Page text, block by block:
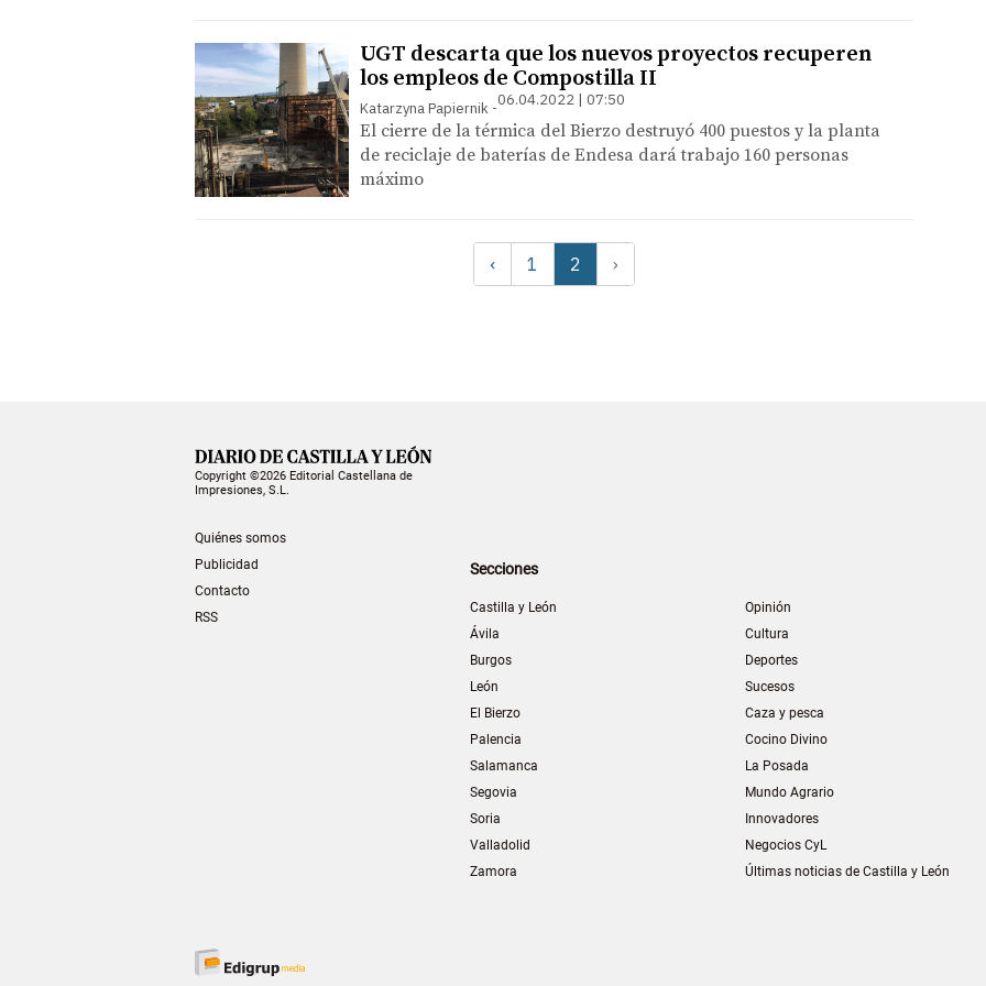
UGT descarta que los nuevos proyectos recuperen
los empleos de Compostilla II
Katarzyna Papiernik 06.04.2022 | 07:50
El cierre de la térmica del Bierzo destruyó 400 puestos y la planta
de reciclaje de baterías de Endesa dará trabajo 160 personas
máximo
‹ 1 2 ›
Copyright ©2026 Editorial Castellana de
Impresiones, S.L.
Quiénes somos
Publicidad
Contacto
RSS
Secciones
Castilla y León
Ávila
Burgos
León
El Bierzo
Palencia
Salamanca
Segovia
Soria
Valladolid
Zamora
Opinión
Cultura
Deportes
Sucesos
Caza y pesca
Cocino Divino
La Posada
Mundo Agrario
Innovadores
Negocios CyL
Últimas noticias de Castilla y León